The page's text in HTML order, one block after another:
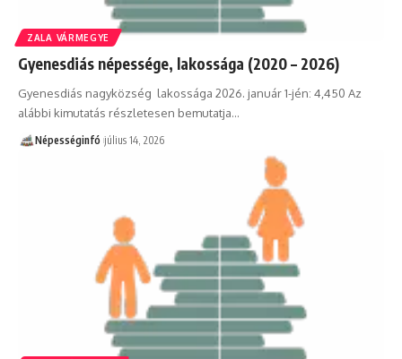
ZALA VÁRMEGYE
Gyenesdiás népessége, lakossága (2020 – 2026)
Gyenesdiás nagyközség lakossága 2026. január 1-jén: 4,450 Az
alábbi kimutatás részletesen bemutatja…
Népességinfó július 14, 2026